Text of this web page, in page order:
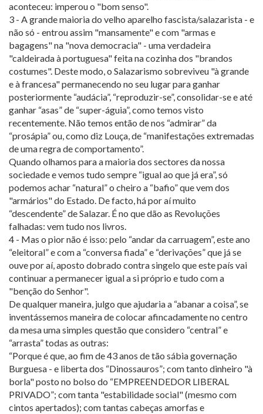
aconteceu: imperou o "bom senso".
3 - A grande maioria do velho aparelho fascista/salazarista - e
não só - entrou assim "mansamente" e com "armas e
bagagens" na "nova democracia" - uma verdadeira
"caldeirada à portuguesa" feita na cozinha dos "brandos
costumes". Deste modo, o Salazarismo sobreviveu "à grande
e à francesa" permanecendo no seu lugar para ganhar
posteriormente “audácia”, “reproduzir-se”, consolidar-se e até
ganhar “asas” de “super-águia”, como temos visto
recentemente. Não temos então de nos “admirar” da
“prosápia” ou, como diz Louça, de “manifestações extremadas
de uma regra de comportamento”.
Quando olhamos para a maioria dos sectores da nossa
sociedade e vemos tudo sempre “igual ao que já era”, só
podemos achar “natural” o cheiro a “bafio” que vem dos
"armários" do Estado. De facto, há por aí muito
“descendente” de Salazar. É no que dão as Revoluções
falhadas: vem tudo nos livros.
4 - Mas o pior não é isso: pelo “andar da carruagem”, este ano
“eleitoral” e com a “conversa fiada” e “derivações” que já se
ouve por aí, aposto dobrado contra singelo que este país vai
continuar a permanecer igual a si próprio e tudo com a
"benção do Senhor".
De qualquer maneira, julgo que ajudaria a “abanar a coisa”, se
inventássemos maneira de colocar afincadamente no centro
da mesa uma simples questão que considero “central” e
“arrasta” todas as outras:
“Porque é que, ao fim de 43 anos de tão sábia governação
Burguesa - e liberta dos “Dinossauros”; com tanto dinheiro "à
borla" posto no bolso do “EMPREENDEDOR LIBERAL
PRIVADO”; com tanta "estabilidade social" (mesmo com
cintos apertados); com tantas cabeças amorfas e